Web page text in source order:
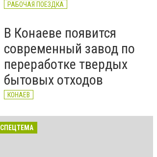
РАБОЧАЯ ПОЕЗДКА
В Конаеве появится
современный завод по
переработке твердых
бытовых отходов
КОНАЕВ
СПЕЦТЕМА